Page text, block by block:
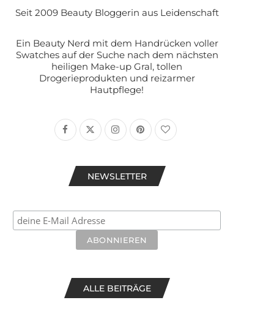
Seit 2009 Beauty Bloggerin aus Leidenschaft
Ein Beauty Nerd mit dem Handrücken voller
Swatches auf der Suche nach dem nächsten
heiligen Make-up Gral, tollen
Drogerieprodukten und reizarmer
Hautpflege!
NEWSLETTER
ALLE BEITRÄGE